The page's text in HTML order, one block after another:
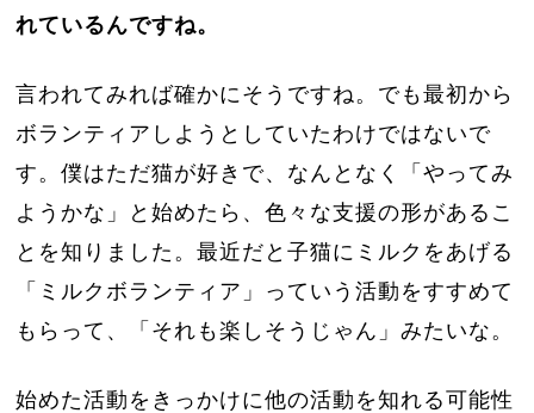
れているんですね。
言われてみれば確かにそうですね。でも最初から
ボランティアしようとしていたわけではないで
す。僕はただ猫が好きで、なんとなく「やってみ
ようかな」と始めたら、色々な支援の形があるこ
とを知りました。最近だと子猫にミルクをあげる
「ミルクボランティア」っていう活動をすすめて
もらって、「それも楽しそうじゃん」みたいな。
始めた活動をきっかけに他の活動を知れる可能性